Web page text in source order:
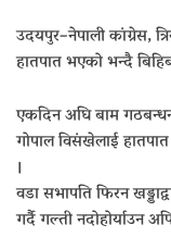
उदयपुर–नेपाली कांग्रेस,
हातपात भएको भन्दै
एकदिन अघि बाम
गोपाल विसंखेलाई
।
वडा सभापति फिरन
गर्दै गल्ती नदोहोर्याउन